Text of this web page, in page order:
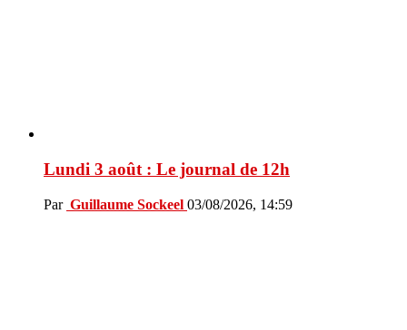
Lundi 3 août : Le journal de 12h
Par Guillaume Sockeel 03/08/2026, 14:59